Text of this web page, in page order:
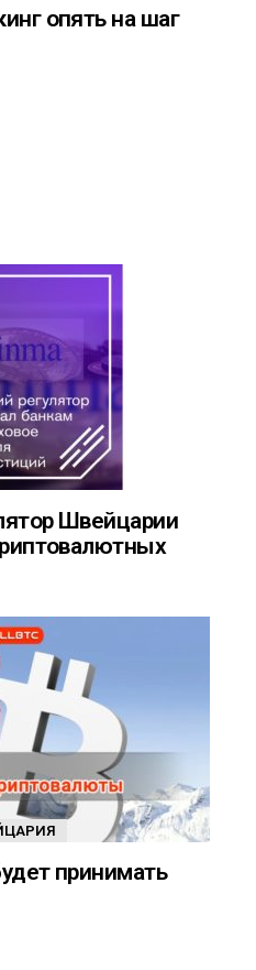
опять на шаг
Швейцарии
принимать